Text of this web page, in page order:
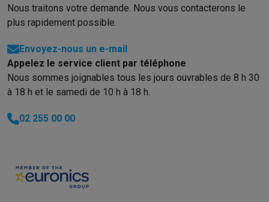
Nous traitons votre demande. Nous vous contacterons le
plus rapidement possible.
Envoyez-nous un e-mail
Appelez le service client par téléphone
Nous sommes joignables tous les jours ouvrables de 8 h 30
à 18 h et le samedi de 10 h à 18 h.
02 255 00 00